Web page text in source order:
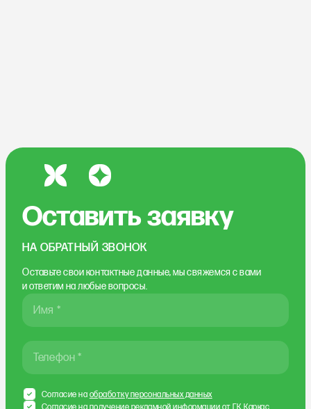
Оставить заявку
НА ОБРАТНЫЙ ЗВОНОК
Оставьте свои контактные данные, мы свяжемсяс вами
и ответим на любые вопросы.
Имя *
Телефон *
Согласие на обработку персональных данных